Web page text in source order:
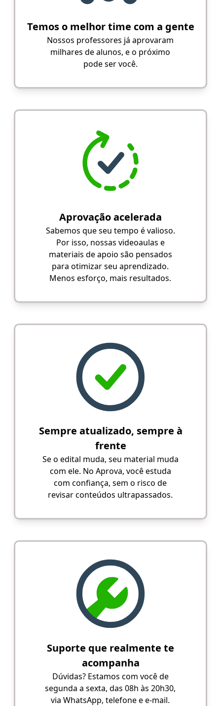
Temos o melhor time com a gente
Nossos professores já aprovaram
milhares de alunos, e o próximo
pode ser você.
Aprovação acelerada
Sabemos que seu tempo é valioso.
Por isso, nossas videoaulas e
materiais de apoio são pensados
para otimizar seu aprendizado.
Menos esforço, mais resultados.
Sempre atualizado, sempre à
frente
Se o edital muda, seu material muda
com ele. No Aprova, você estuda
com confiança, sem o risco de
revisar conteúdos ultrapassados.
Suporte que realmente te
acompanha
Dúvidas? Estamos com você de
segunda a sexta, das 08h às 20h30,
via WhatsApp, telefone e e-mail.